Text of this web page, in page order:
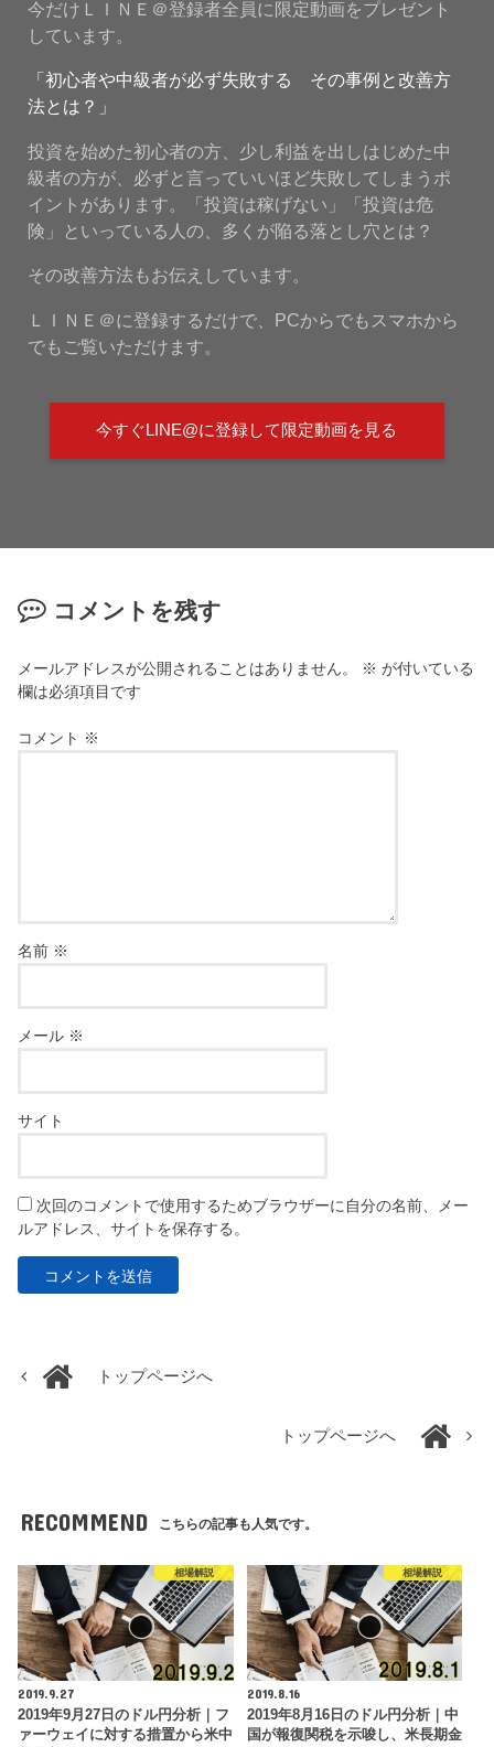
今だけＬＩＮＥ＠登録者全員に限定動画をプレゼント
しています。
「初心者や中級者が必ず失敗する その事例と改善方
法とは？」
投資を始めた初心者の方、少し利益を出しはじめた中
級者の方が、必ずと言っていいほど失敗してしまうポ
イントがあります。「投資は稼げない」「投資は危
険」といっている人の、多くが陥る落とし穴とは？
その改善方法もお伝えしています。
ＬＩＮＥ＠に登録するだけで、PCからでもスマホから
でもご覧いただけます。
今すぐLINE@に登録して限定動画を見る
コメントを残す
メールアドレスが公開されることはありません。 ※ が付いている
欄は必須項目です
コメント ※
名前 ※
メール ※
サイト
次回のコメントで使用するためブラウザーに自分の名前、メー
ルアドレス、サイトを保存する。
トップページへ
トップページへ
RECOMMEND こちらの記事も人気です。
相場解説
2019.9.27
2019年9月27日のドル円分析｜フ
ァーウェイに対する措置から米中
相場解説
2019.8.16
2019年8月16日のドル円分析｜中
国が報復関税を示唆し、米長期金